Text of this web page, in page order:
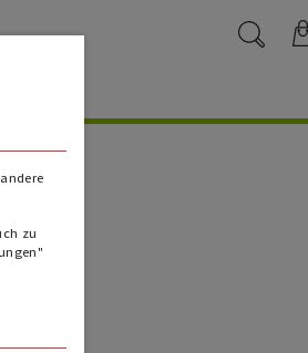
zu